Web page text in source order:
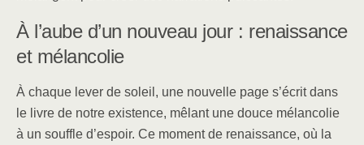
À l’aube d’un nouveau jour : renaissance
et mélancolie
À chaque lever de soleil, une nouvelle page s’écrit dans
le livre de notre existence, mêlant une douce mélancolie
à un souffle d’espoir. Ce moment de renaissance, où la